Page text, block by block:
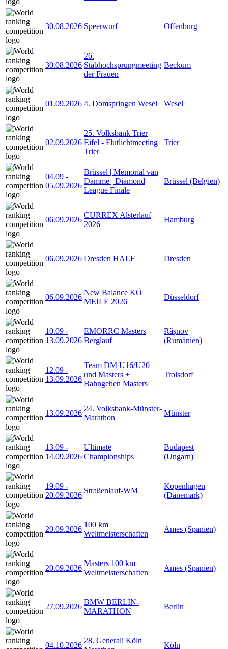
30.08.2026 Speerwurf Offenburg
30.08.2026
26.
Stabhochsprungmeeting
der Frauen
Beckum
01.09.2026 4. Domspringen Wesel Wesel
02.09.2026
25. Volksbank Trier
Eifel - Flutlichtmeeting
Trier
Trier
04.09 -
05.09.2026
Brüssel | Memorial van
Damme | Diamond
League Finale
Brüssel (Belgien)
06.09.2026
CURREX Alsterlauf
2026
Hamburg
06.09.2026 Dresden HALF Dresden
06.09.2026
New Balance KÖ
MEILE 2026
Düsseldorf
10.09 -
13.09.2026
EMORRC Masters
Berglauf
Râșnov
(Rumänien)
12.09 -
13.09.2026
Team DM U16/U20
und Masters +
Bahngehen Masters
Troisdorf
13.09.2026
24. Volksbank-Münster-
Marathon
Münster
13.09 -
14.09.2026
Ultimate
Championships
Budapest
(Ungarn)
19.09 -
20.09.2026
Straßenlauf-WM
Kopenhagen
(Dänemark)
20.09.2026
100 km
Weltmeisterschaften
Ames (Spanien)
20.09.2026
Masters 100 km
Weltmeisterschaften
Ames (Spanien)
27.09.2026
BMW BERLIN-
MARATHON
Berlin
04.10.2026
28. Generali Köln
Köln